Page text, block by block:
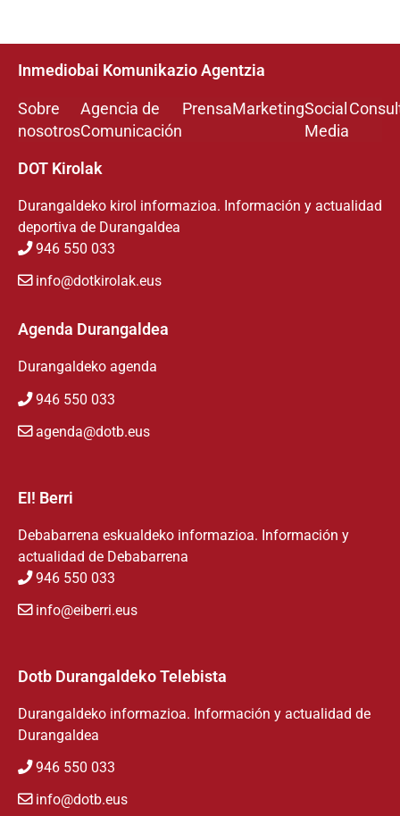
Inmediobai Komunikazio Agentzia
Sobre
nosotros
Agencia de
Comunicación
PrensaMarketingSocial
Media
DOT Kirolak
Durangaldeko kirol informazioa. Información y actualidad
deportiva de Durangaldea
946 550 033
info@dotkirolak.eus
Agenda Durangaldea
Durangaldeko agenda
946 550 033
agenda@dotb.eus
EI! Berri
Debabarrena eskualdeko informazioa. Información y
actualidad de Debabarrena
946 550 033
info@eiberri.eus
Dotb Durangaldeko Telebista
Durangaldeko informazioa. Información y actualidad de
Durangaldea
946 550 033
info@dotb.eus